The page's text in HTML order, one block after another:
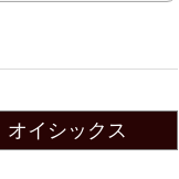
イシックス